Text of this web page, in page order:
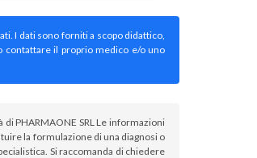
I dati sono forniti a scopo didattico,
contattare il proprio medico e/o uno
PHARMAONE SRL Le informazioni
la formulazione di una diagnosi o
Si raccomanda di chiedere